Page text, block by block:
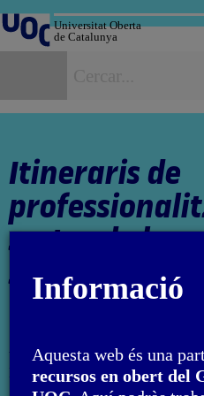
al
contingut
Universitat Oberta
de Catalunya
Itineraris de
sector de les
sector privat
Autora: Francesco Giaveri
L'encàrrec i la creació d'aquest
Informació
Aquesta web és una
recursos en obert del